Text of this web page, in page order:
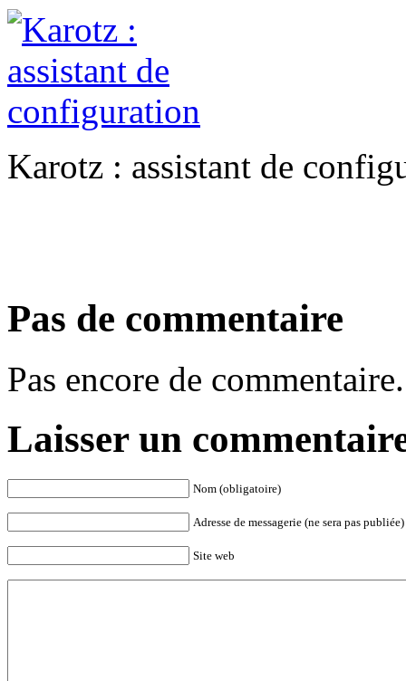
Karotz : assistant de
Pas de commentaire
Pas encore de commentaire.
Laisser un
Nom (obligatoire)
Adresse de messagerie (ne sera pas
Site web